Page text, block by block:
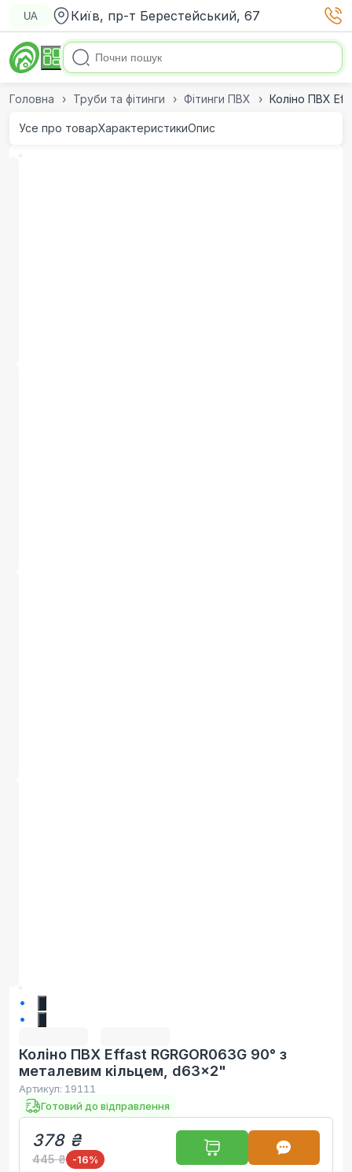
UA Київ, пр-т Берестейський, 67
Головна Труби та фітинги Фітинги ПВХ Коліно ПВХ
Усе про товарХарактеристикиОпис
Коліно ПВХ Effast RGRGOR063G 90° з
металевим кільцем, d63x2"
Артикул: 19111
Готовий до відправлення
378 ₴
445 ₴ -16%